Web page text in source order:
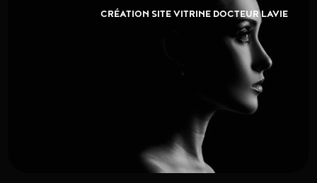
CRÉATION SITE VITRINE DOCTEUR LAVIE